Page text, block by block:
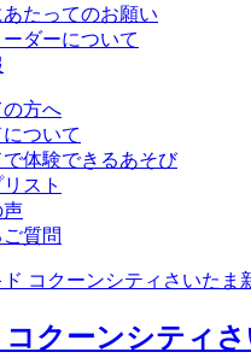
あたってのお願い
ダーについて
方へ
ついて
体験できるあそび
スト
声
質問
ド コクーンシティさいたま
クーンシティ